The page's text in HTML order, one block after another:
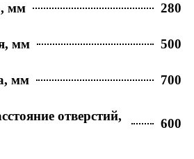
мм 280
мм 500
мм 700
отверстий,
600